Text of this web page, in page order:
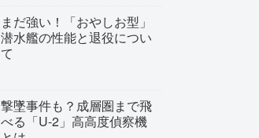
まだ強い！「おやしお型」
潜水艦の性能と退役につい
て
撃墜事件も？成層圏まで飛
べる「U-2」高高度偵察機